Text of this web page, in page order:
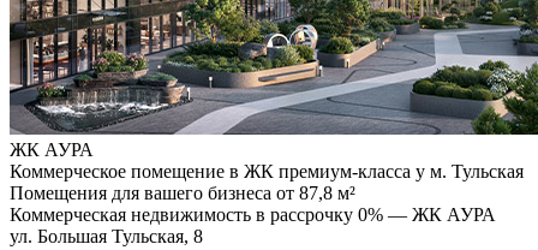
ЖК АУРА
Коммерческое помещение в ЖК премиум-класса у м. Тульская
Помещения для вашего бизнеса от 87,8 м²
Коммерческая недвижимость в рассрочку 0% — ЖК АУРА
ул. Большая Тульская, 8